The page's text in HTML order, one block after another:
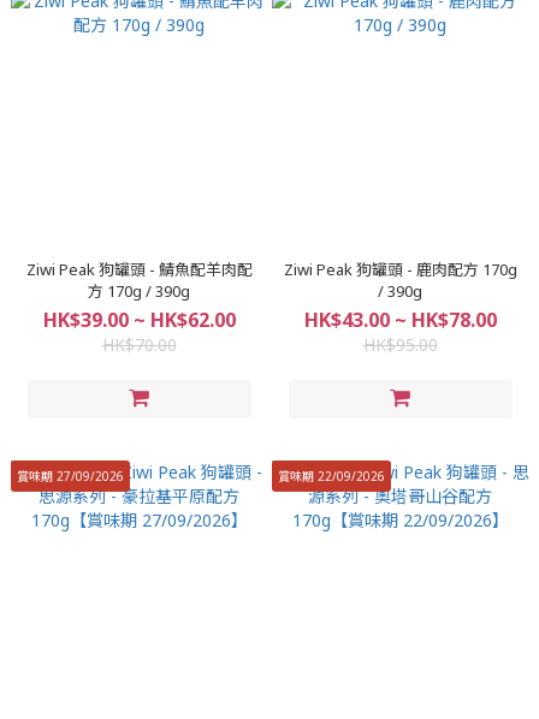
Ziwi Peak 狗罐頭 - 鯖魚配羊肉配
方 170g / 390g
HK$39.00 ~ HK$62.00
HK$70.00
Ziwi Peak 狗罐頭 - 鹿肉配方 170g
/ 390g
HK$43.00 ~ HK$78.00
HK$95.00
賞味期 27/09/2026 賞味期 22/09/2026